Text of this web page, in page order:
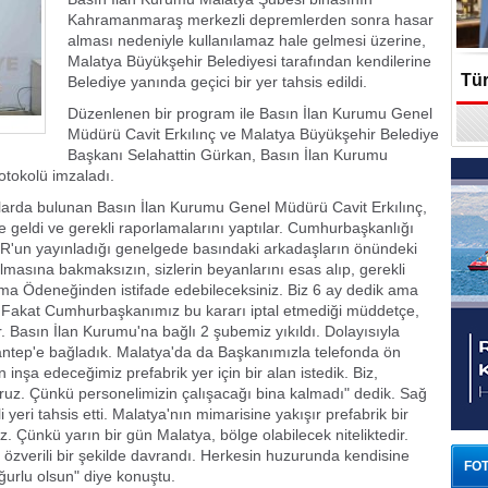
Kahramanmaraş merkezli depremlerden sonra hasar
alması nedeniyle kullanılamaz hale gelmesi üzerine,
Malatya Büyükşehir Belediyesi tarafından kendilerine
Belediye yanında geçici bir yer tahsis edildi.
Düzenlenen bir program ile Basın İlan Kurumu Genel
Müdürü Cavit Erkılınç ve Malatya Büyükşehir Belediye
Başkanı Selahattin Gürkan, Basın İlan Kurumu
imzaladı.
bulunan Basın İlan Kurumu Genel Müdürü Cavit Erkılınç,
ve gerekli raporlamalarını yaptılar. Cumhurbaşkanlığı
yayınladığı genelgede basındaki arkadaşların önündeki
bakmaksızın, sizlerin beyanlarını esas alıp, gerekli
Ödeneğinden istifade edebileceksiniz. Biz 6 ay dedik ama
Cumhurbaşkanımız bu kararı iptal etmediği müddetçe,
İlan Kurumu'na bağlı 2 şubemiz yıkıldı. Dolayısıyla
bağladık. Malatya'da da Başkanımızla telefonda ön
inşa edeceğimiz prefabrik yer için bir alan istedik. Biz,
Çünkü personelimizin çalışacağı bina kalmadı" dedik. Sağ
tahsis etti. Malatya'nın mimarisine yakışır prefabrik bir
Çünkü yarın bir gün Malatya, bölge olabilecek niteliktedir.
özverili bir şekilde davrandı. Herkesin huzurunda kendisine
olsun" diye konuştu.